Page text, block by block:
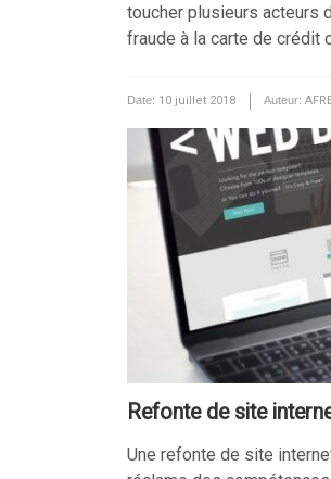
toucher plusieurs acteurs
fraude à la carte de crédit
Date: 10 juillet 2018 Auteur:
Refonte de site
Une refonte de site